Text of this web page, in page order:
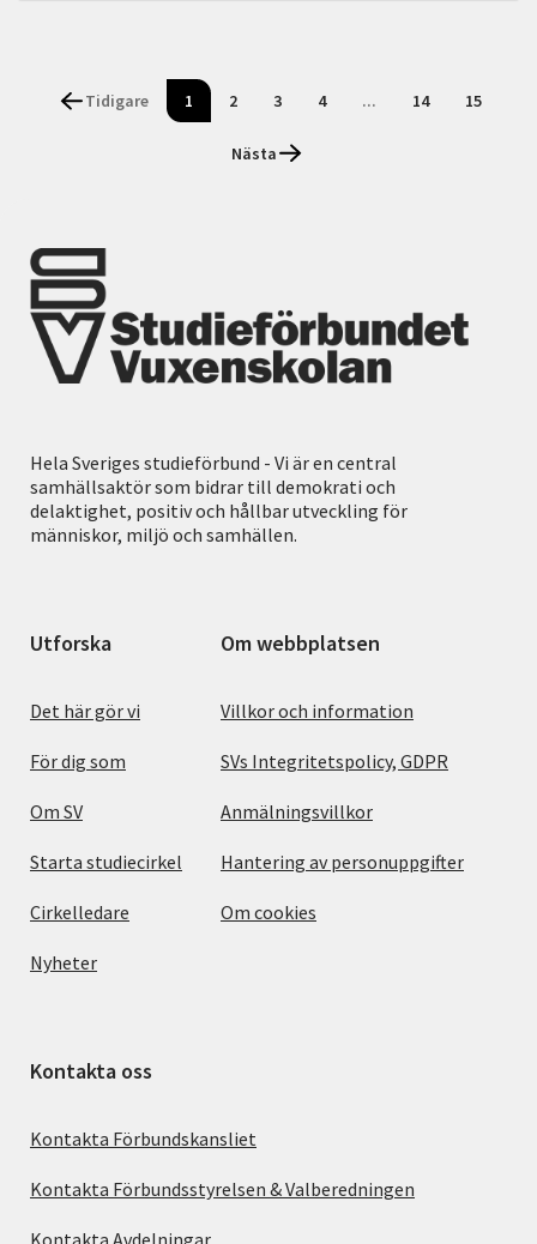
Tidigare 1 2 3 4 ... 14 15
Nästa
Hela Sveriges studieförbund - Vi är en central
samhällsaktör som bidrar till demokrati och
delaktighet, positiv och hållbar utveckling för
människor, miljö och samhällen.
Utforska
Det här gör vi
För dig som
Om SV
Starta studiecirkel
Cirkelledare
Nyheter
Om webbplatsen
Villkor och information
SVs Integritetspolicy, GDPR
Anmälningsvillkor
Hantering av personuppgifter
Om cookies
Kontakta oss
Kontakta Förbundskansliet
Kontakta Förbundsstyrelsen & Valberedningen